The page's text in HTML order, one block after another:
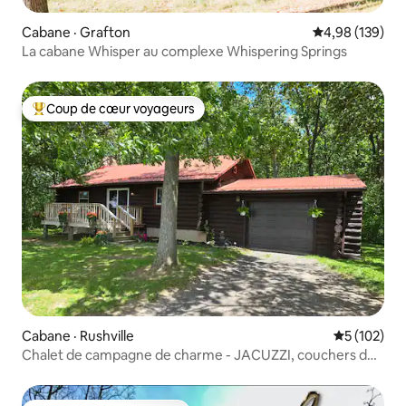
Cabane · Grafton Note
4,98 (139)
La cabane Whisper au complexe Whispering Springs
Coup de cœur voyageurs parmi les plus aimés
Coup de cœur voyageurs
Cabane · Rushville Note
5 (102)
Chalet de campagne de charme - JACUZZI, couchers de